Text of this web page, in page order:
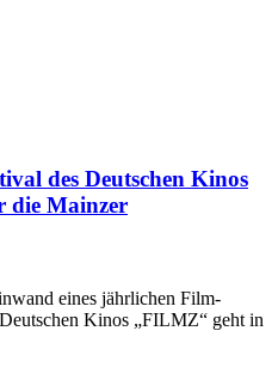
des Deutschen Kinos
die Mainzer
eines jährlichen Film-
Kinos „FILMZ“ geht in